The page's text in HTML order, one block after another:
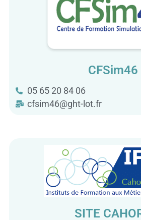
CFSim46
05 65 20 84 06
cfsim46@ght-lot.fr
SITE